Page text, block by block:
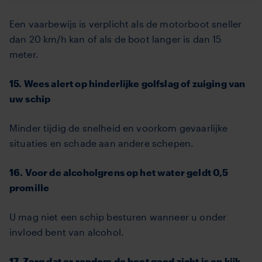
Een vaarbewijs is verplicht als de motorboot sneller
dan 20 km/h kan of als de boot langer is dan 15
meter.
15. Wees alert op hinderlijke golfslag of zuiging van
uw schip
Minder tijdig de snelheid en voorkom gevaarlijke
situaties en schade aan andere schepen.
16. Voor de alcoholgrens op het water geldt 0,5
promille
U mag niet een schip besturen wanneer u onder
invloed bent van alcohol.